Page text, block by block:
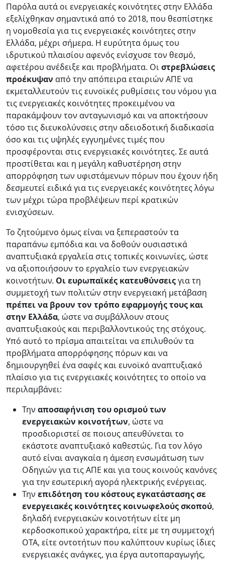
Παρόλα αυτά οι ενεργειακές κοινότητες στην Ελλάδα
εξελίχθηκαν σημαντικά από το 2018, που θεσπίστηκε
η νομοθεσία για τις ενεργειακές κοινότητες στην
Ελλάδα, μέχρι σήμερα. Η ευρύτητα όμως του
ιδρυτικού πλαισίου αφενός ενίσχυσε τον θεσμό,
αφετέρου ανέδειξε και προβλήματα. Οιστρεβλώσεις
προέκυψαν από την απόπειρα εταιριών ΑΠΕ να
εκμεταλλευτούν τις ευνοϊκές ρυθμίσεις του νόμου για
τις ενεργειακές κοινότητες προκειμένου να
παρακάμψουν τον ανταγωνισμό και να αποκτήσουν
τόσο τις διευκολύνσεις στην αδειοδοτική διαδικασία
όσο και τις υψηλές εγγυημένες τιμές που
προσφέρονται στις ενεργειακές κοινότητες. Σε αυτά
προστίθεται και η μεγάλη καθυστέρηση στην
απορρόφηση των υφιστάμενων πόρων που έχουν ήδη
δεσμευτεί ειδικά για τις ενεργειακές κοινότητες λόγω
των μέχρι τώρα προβλέψεων περί κρατικών
ενισχύσεων.
Το ζητούμενο όμως είναι να ξεπεραστούν τα
παραπάνω εμπόδια και να δοθούν ουσιαστικά
αναπτυξιακά εργαλεία στις τοπικές κοινωνίες, ώστε
να αξιοποιήσουν το εργαλείο των ενεργειακών
κοινοτήτων. Οι ευρωπαϊκές κατευθύνσειςγια τη
συμμετοχή των πολιτών στην ενεργειακή μετάβαση
πρέπει να βρουν τον τρόπο εφαρμογής τους και
στην Ελλάδα, ώστε να συμβάλλουν στους
αναπτυξιακούς και περιβαλλοντικούς της στόχους.
Υπό αυτό το πρίσμα απαιτείται να επιλυθούν τα
προβλήματα απορρόφησης πόρων και να
δημιουργηθεί ένα σαφές και ευνοϊκό αναπτυξιακό
πλαίσιο για τις ενεργειακές κοινότητες το οποίο να
περιλαμβάνει:
Την αποσαφήνιση του ορισμού των
ενεργειακών κοινοτήτων, ώστε να
προσδιοριστεί σε ποιους απευθύνεται το
εκάστοτε αναπτυξιακό καθεστώς. Για τον λόγο
αυτό είναι αναγκαία η άμεση ενσωμάτωση των
Οδηγιών για τις ΑΠΕ και για τους κοινούς κανόνες
για την εσωτερική αγορά ηλεκτρικής ενέργειας.
Την επιδότηση του κόστους εγκατάστασης σε
ενεργειακές κοινότητες κοινωφελούς σκοπού,
δηλαδή ενεργειακών κοινοτήτων είτε μη
κερδοσκοπικού χαρακτήρα, είτε με τη συμμετοχή
ΟΤΑ, είτε οντοτήτων που καλύπτουν κυρίως ίδιες
ενεργειακές ανάγκες, για έργα αυτοπαραγωγής,